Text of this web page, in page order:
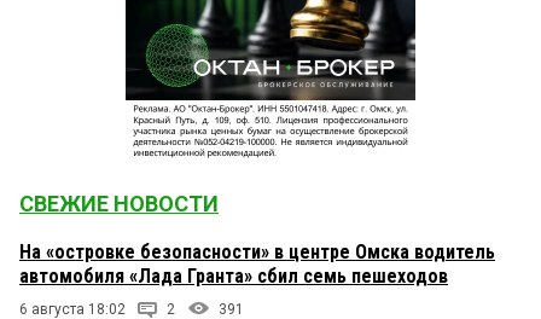
СВЕЖИЕ НОВОСТИ
На «островке безопасности» в центре Омска водитель
автомобиля «Лада Гранта» сбил семь пешеходов
6 августа 18:02 2 391